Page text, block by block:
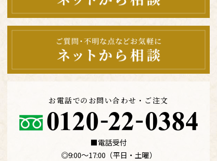
お電話でのお問い合わせ・ご注文
■電話受付
◎9:00〜17:00（平日・土曜）